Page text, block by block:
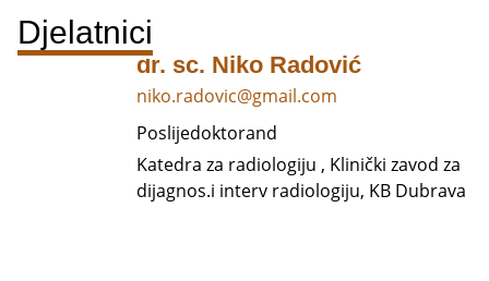
Djelatnici
Povratak
dr. sc. Niko Radović
niko.radovic@gmail.com
Poslijedoktorand
Katedra za radiologiju , Klinički zavod za
dijagnos.i interv radiologiju, KB Dubrava